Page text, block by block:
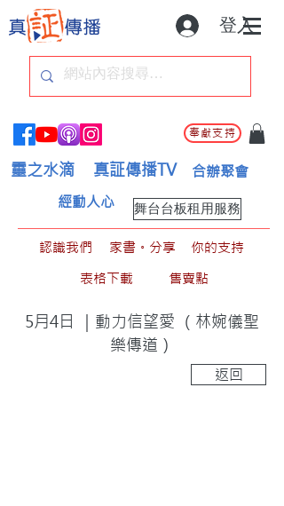
登入
奉獻支持
靈之水滴 真証傳播TV 合辦聚會
舞台台板租用服務
經動人心
認識我們 家書。分享
你的支持
表格下載
售賣點
5月4日 ｜動力信望愛 （林婉儀聖
樂傳道）
返回